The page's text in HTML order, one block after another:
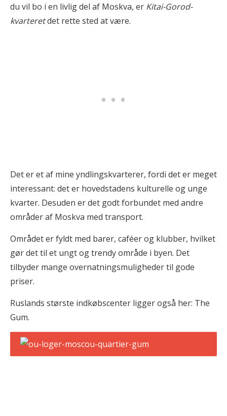
du vil bo i en livlig del af Moskva, er Kitai-Gorod-
kvarteretdet rette sted at være.
Det er et af mine yndlingskvarterer, fordi det er meget
interessant: det er hovedstadens kulturelle og unge
kvarter. Desuden er det godt forbundet med andre
områder af Moskva med transport.
Området er fyldt med barer, caféer og klubber, hvilket
gør det til et ungt og trendy område i byen. Det
tilbyder mange overnatningsmuligheder til gode
priser.
Ruslands største indkøbscenter ligger også her: The
Gum.